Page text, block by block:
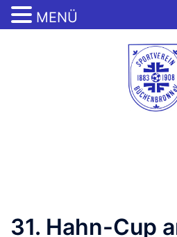
31. Hahn-Cup
MENÜ